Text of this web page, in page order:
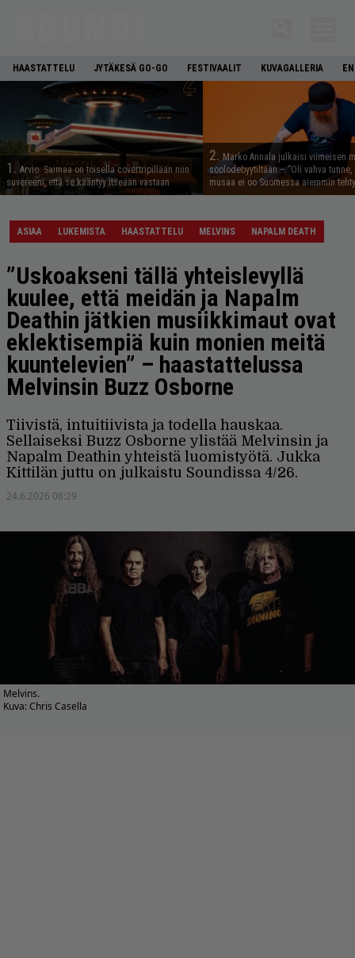
HAASTATTELU JYTÄKESÄ GO-GO FESTIVAALIT KUVAGALLERIA
1. Arvio: Saimaa on toisella covertripillään niin
suvereeni, että se kääntyy itseään vastaan
2.Marko Annala julkaisi viimeisen
soolodebyytiltään – ”Oli vahva
musaa ei oo Suomessa aiemmin
ASIAA LUKEMISTA HAASTATTELU MELVINS NAPALM DEATH
”Uskoakseni tällä yhteislevyllä
kuulee, että meidän ja Napalm
Deathin jätkien musiikkimaut ovat
eklektisempiä kuin monien meitä
kuuntelevien” – haastattelussa
Melvinsin Buzz Osborne
Tiivistä, intuitiivista ja todella hauskaa.
Sellaiseksi Buzz Osborne ylistää Melvinsin ja
Napalm Deathin yhteistä luomistyötä. Jukka
Kittilän juttu on julkaistu Soundissa 4/26.
24.6.2026 08:29
Melvins.
Kuva: Chris Casella